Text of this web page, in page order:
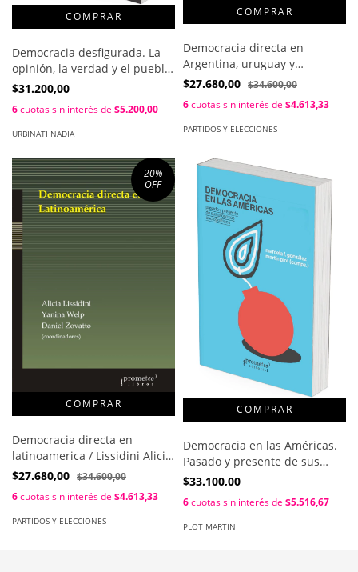
Democracia desfigurada. La
opinión, la verdad y el pueblo
/ Nadia Urbinati
$31.200,00
6cuotas sin interés de $5.200,00
URBINATI NADIA
Democracia directa en
Argentina, uruguay y
venezuela / Renfer Irene
$27.680,00 $34.600,00
6cuotas sin interés de $4.613,33
PARTIDOS Y ELECCIONES
20%
OFF
Democracia directa en
latinoamerica / Lissidini Alicia
, Welp Yanina , Zovatto Daniel
$27.680,00 $34.600,00
6cuotas sin interés de $4.613,33
PARTIDOS Y ELECCIONES
Democracia en las Américas.
Pasado y presente de sus
procesos sociopolíticos /
Plot
$33.100,00
6cuotas sin interés de $5.516,67
PLOT MARTIN